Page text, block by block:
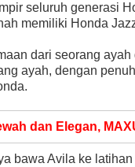
seluruh generasi
memiliki Honda
dari seorang
ayah, dengan
dan Elegan,
bawa Avila ke